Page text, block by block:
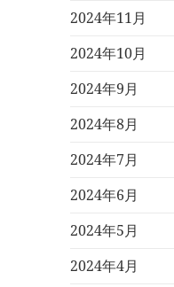
2024年11月
2024年10月
2024年9月
2024年8月
2024年7月
2024年6月
2024年5月
2024年4月